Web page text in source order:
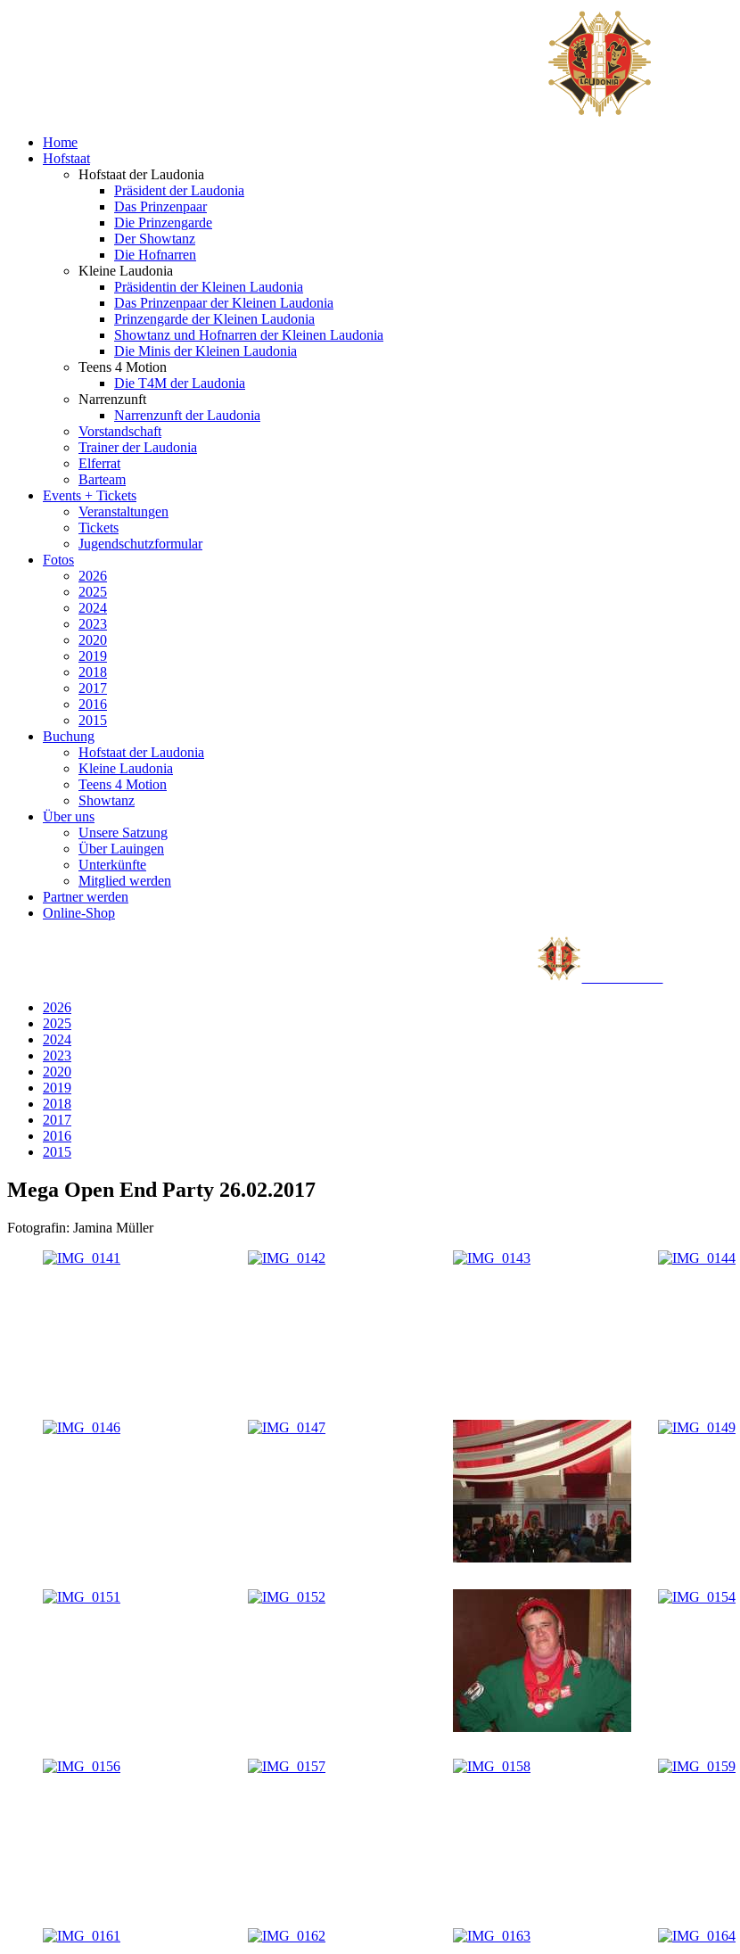
Home
Hofstaat
Hofstaat der Laudonia
Präsident der Laudonia
Das Prinzenpaar
Die Prinzengarde
Der Showtanz
Die Hofnarren
Kleine Laudonia
Präsidentin der Kleinen Laudonia
Das Prinzenpaar der Kleinen Laudonia
Prinzengarde der Kleinen Laudonia
Showtanz und Hofnarren der Kleinen Laudonia
Die Minis der Kleinen Laudonia
Teens 4 Motion
Die T4M der Laudonia
Narrenzunft
Narrenzunft der Laudonia
Vorstandschaft
Trainer der Laudonia
Elferrat
Barteam
Events + Tickets
Veranstaltungen
Tickets
Jugendschutzformular
Fotos
2026
2025
2024
2023
2020
2019
2018
2017
2016
2015
Buchung
Hofstaat der Laudonia
Kleine Laudonia
Teens 4 Motion
Showtanz
Über uns
Unsere Satzung
Über Lauingen
Unterkünfte
Mitglied werden
Partner werden
Online-Shop
2026
2025
2024
2023
2020
2019
2018
2017
2016
2015
Mega Open End Party 26.02.2017
Fotografin: Jamina Müller